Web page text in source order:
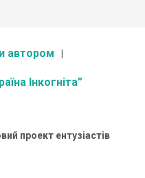
автором
Інкогніта”
проект ентузіастів